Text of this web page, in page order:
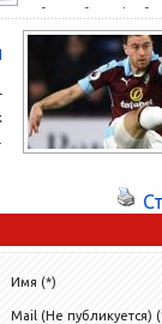
баскетбол,
скачки.
Имя (*)
Mail (Не публикуется)